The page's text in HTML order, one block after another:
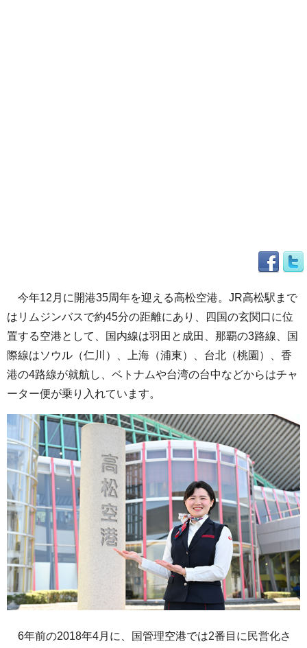
今年12月に開港35周年を迎える高松空港。JR高松駅まで
はリムジンバスで約45分の距離にあり、四国の玄関口に位
置する空港として、国内線は羽田と成田、那覇の3路線、国
際線はソウル（仁川）、上海（浦東）、台北（桃園）、香
港の4路線が就航し、ベトナムや台湾の台中などからはチャ
ーター便が乗り入れています。
6年前の2018年4月に、国管理空港では2番目に民営化さ